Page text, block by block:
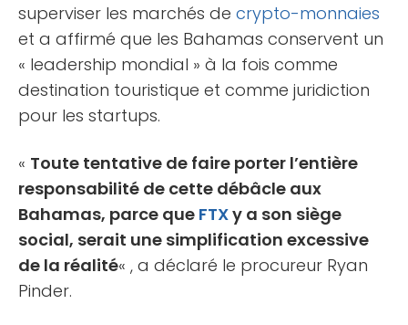
superviser les marchés de crypto-monnaies
et a affirmé que les Bahamas conservent un
« leadership mondial » à la fois comme
destination touristique et comme juridiction
pour les startups.
« Toute tentative de faire porter l’entière
responsabilité de cette débâcle aux
Bahamas, parce que FTXy a son siège
social, serait une simplification excessive
de la réalité« , a déclaré le procureur Ryan
Pinder.